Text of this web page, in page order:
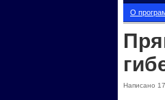
О
Написано